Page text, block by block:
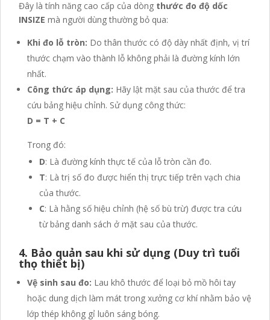
Đây là tính năng cao cấp của dòng thước đo độ dốc
INSIZE mà người dùng thường bỏ qua:
Khi đo lỗ tròn: Do thân thước có độ dày nhất định, vị trí
thước chạm vào thành lỗ không phải là đường kính lớn
nhất.
Công thức áp dụng: Hãy lật mặt sau của thước để tra
cứu bảng hiệu chỉnh. Sử dụng công thức:
D = T + C
Trong đó:
D: Là đường kính thực tế của lỗ tròn cần đo.
T: Là trị số đo được hiển thị trực tiếp trên vạch chia
của thước.
C: Là hằng số hiệu chỉnh (hệ số bù trừ) được tra cứu
từ bảng danh sách ở mặt sau của thước.
4. Bảo quản sau khi sử dụng (Duy trì tuổi
thọ thiết bị)
Vệ sinh sau đo: Lau khô thước để loại bỏ mồ hôi tay
hoặc dung dịch làm mát trong xưởng cơ khí nhằm bảo vệ
lớp thép không gỉ luôn sáng bóng.